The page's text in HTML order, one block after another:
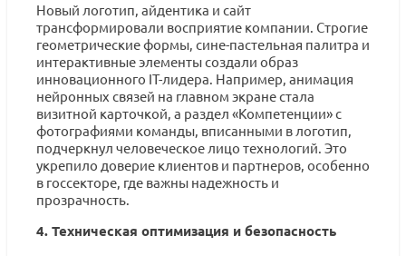
Новый логотип, айдентика и сайт
трансформировали восприятие компании. Строгие
геометрические формы, сине-пастельная палитра и
интерактивные элементы создали образ
инновационного IT-лидера. Например, анимация
нейронных связей на главном экране стала
визитной карточкой, а раздел «Компетенции» с
фотографиями команды, вписанными в логотип,
подчеркнул человеческое лицо технологий. Это
укрепило доверие клиентов и партнеров, особенно
в госсекторе, где важны надежность и
прозрачность.
4. Техническая оптимизация и безопасность